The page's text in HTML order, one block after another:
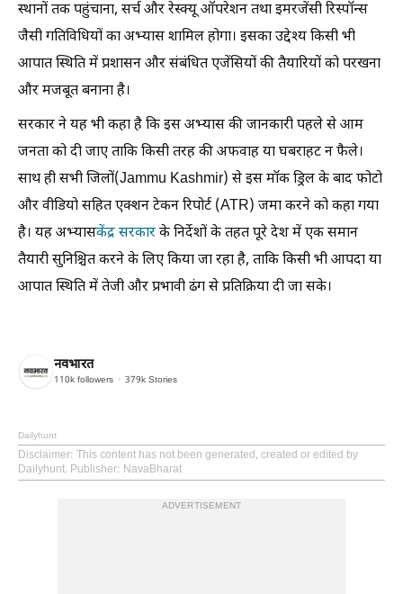
स्थानों तक पहुंचाना, सर्च और रेस्क्यू ऑपरेशन तथा इमरजेंसी रिस्पॉन्स
जैसी गतिविधियों का अभ्यास शामिल होगा। इसका उद्देश्य किसी भी
आपात स्थिति में प्रशासन और संबंधित एजेंसियों की तैयारियों को परखना
और मजबूत बनाना है।
सरकार ने यह भी कहा है कि इस अभ्यास की जानकारी पहले से आम
जनता को दी जाए ताकि किसी तरह की अफवाह या घबराहट न फैले।
साथ ही सभी जिलों(Jammu Kashmir) से इस मॉक ड्रिल के बाद फोटो
और वीडियो सहित एक्शन टेकन रिपोर्ट (ATR) जमा करने को कहा गया
है। यह अभ्यासकेंद्र सरकारके निर्देशों के तहत पूरे देश में एक समान
तैयारी सुनिश्चित करने के लिए किया जा रहा है, ताकि किसी भी आपदा या
आपात स्थिति में तेजी और प्रभावी ढंग से प्रतिक्रिया दी जा सके।
नवभारत
110k followers 379k Stories
Dailyhunt
Disclaimer: This content has not been generated, created or edited by
Dailyhunt. Publisher: NavaBharat
ADVERTISEMENT